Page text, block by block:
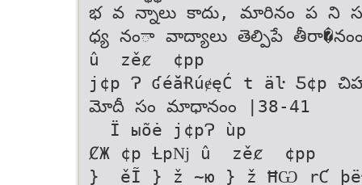
భ వ న్నాలు కాదు, మారినం ప ని
ధ్య నంా వాద్యాలు తెల్పిపే
û  zěȼ  ¢pp
ј¢p Ɂ ʛéăɌúɇęĆ t äŀ
మోదీ సం మాధానంం |38-41
  Ї ыõė ј¢pɁ ùp
ȻЖ ¢p Ƚpǋ û  zěȼ  ¢pp
}  ěĨ } ž ~ю } ž ĦѠ rƇ þëɂp